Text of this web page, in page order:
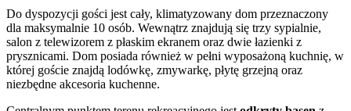
Do dyspozycji gości jest cały, klimatyzowany dom przeznaczony
dla maksymalnie 10 osób. Wewnątrz znajdują się trzy sypialnie,
salon z telewizorem z płaskim ekranem oraz dwie łazienki z
prysznicami. Dom posiada również w pełni wyposażoną kuchnię, w
której goście znajdą lodówkę, zmywarkę, płytę grzejną oraz
niezbędne akcesoria kuchenne.